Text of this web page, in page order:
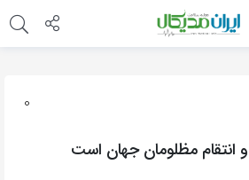
0
انتقام مظلومان جهان است